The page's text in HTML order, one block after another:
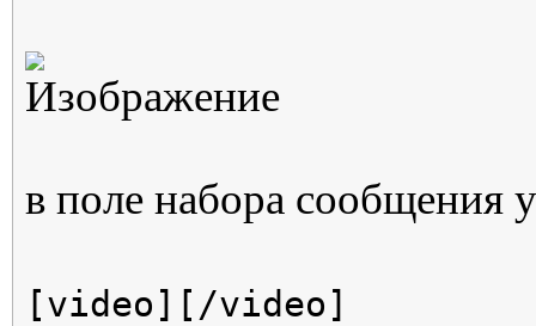
в поле набора сообщения
[video][/video]